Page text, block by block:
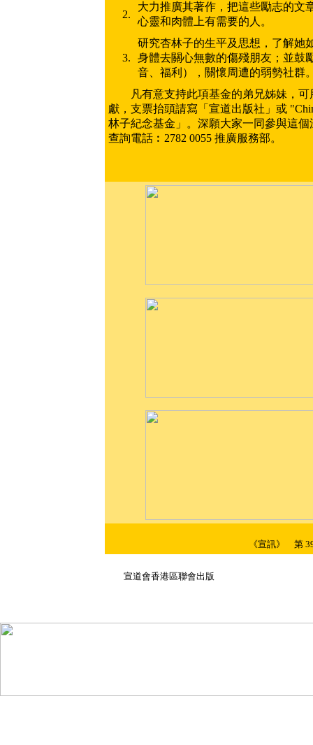
2.
大力推廣其著作，把這些勵志的文
心靈和肉體上有需要的人。
3.
研究杏林子的生平及思想，了解她
身體去關心無數的傷殘朋友；並鼓
音、福利），關懷周遭的弱勢社群
凡有意支持此項基金的弟兄姊妹，可
獻，支票抬頭請寫「宣道出版社」或
林子紀念基金」。深願大家一同參與這
查詢電話︰2782 0055 推廣服務部。
《宣訊》 第
宣道會香港區聯會出